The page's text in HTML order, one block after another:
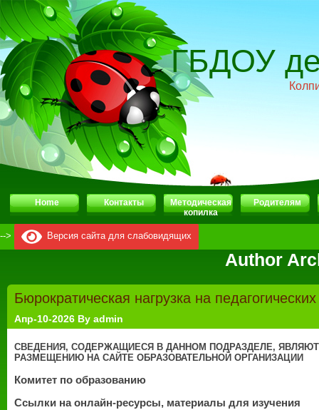
ГБДОУ
Home Контакты
Методическая
копилка
Родителям
--> Версия сайта для слабовидящих
Author
Бюрократическая нагрузка на
Апр-10-2026 By admin
СВЕДЕНИЯ, СОДЕРЖАЩИЕСЯ В ДАННОМ ПОДРАЗДЕЛЕ,
РАЗМЕЩЕНИЮ НА САЙТЕ ОБРАЗОВАТЕЛЬНОЙ ОРГАНИЗАЦИИ
Комитет по образованию
Ссылки на онлайн-ресурсы, материалы для изучения